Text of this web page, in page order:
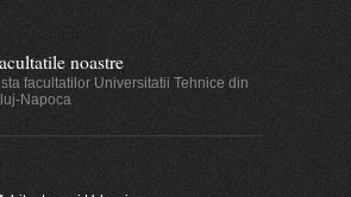
noastre
facultatilor Universitatii Tehnice din
Napoca